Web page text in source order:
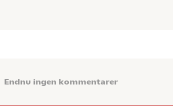
Endnu ingen kommentarer